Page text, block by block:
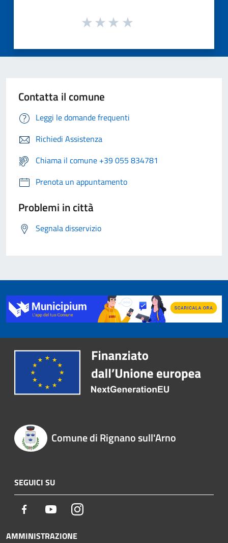
Contatta il comune
Leggi le domande frequenti
Richiedi Assistenza
Chiama il comune +39 055 834781
Prenota un appuntamento
Problemi in città
Segnala disservizio
Comune di Rignano sull'Arno
SEGUICI SU
Facebook YoutubeInstagram
AMMINISTRAZIONE